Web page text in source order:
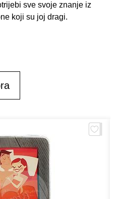
sve svoje znanje iz
koji su joj dragi.